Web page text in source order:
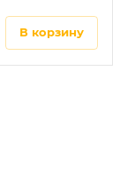
в корзину